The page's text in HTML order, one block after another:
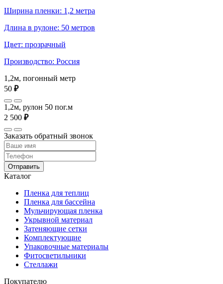
Ширина пленки: 1,2 метра
Длина в рулоне: 50 метров
Цвет: прозрачный
Производство: Россия
1,2м, погонный метр
50 ₽
1,2м, рулон 50 пог.м
2 500 ₽
Заказать обратный звонок
Отправить
Каталог
Пленка для теплиц
Пленка для бассейна
Мульчирующая пленка
Укрывной материал
Затеняющие сетки
Комплектующие
Упаковочные материалы
Фитосветильники
Стеллажи
Покупателю